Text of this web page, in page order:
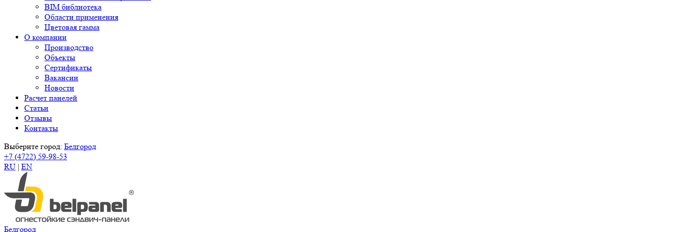
BIM библиотека
Области применения
Цветовая гамма
О компании
Производство
Объекты
Сертификаты
Вакансии
Новости
Расчет панелей
Статьи
Отзывы
Контакты
Выберите город: Белгород
+7 (4722) 59-98-53
RU | EN
Белгород